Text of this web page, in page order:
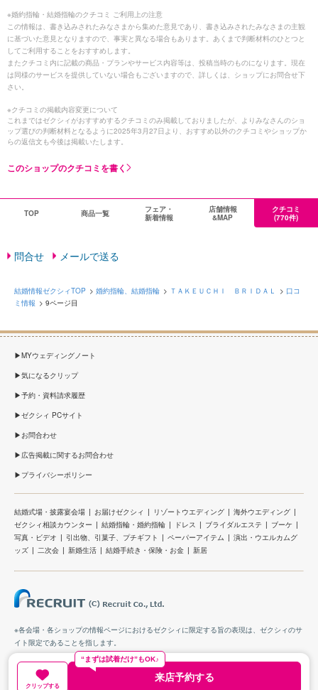
※婚約指輪・結婚指輪のクチコミ ご利用上の注意
この情報は、書き込みされたみなさまから集めた意見であり、書き込みされたみなさまの主観
に基づいた意見となりますので、事実と異なる場合もあります。あくまで判断材料のひとつと
してご利用することをおすすめします。
またクチコミ内に記載の商品・プランやサービス内容等は、投稿当時のものになります。現在
は同様のサービスを提供していない場合もございますので、詳しくは、ショップにお問合せ下
さい。
※クチコミの掲載内容変更について
これまではゼクシィがおすすめするクチコミのみ掲載しておりましたが、よりみなさんのショ
ップ選びの判断材料となるように2025年3月27日より、おすすめ以外のクチコミやショップか
らの返信文も今後は掲載いたします。
このショップのクチコミを書く
TOP 商品一覧
フェア・
新着情報
店舗情報
&MAP
クチコミ
(770件)
問合せ メールで送る
結婚情報ゼクシィTOP 婚約指輪、結婚指輪 ＴＡＫＥＵＣＨＩ ＢＲＩＤＡＬ
口コ
ミ情報
9ページ目
MYウェディングノート
気になるクリップ
予約・資料請求履歴
ゼクシィ PCサイト
お問合わせ
広告掲載に関するお問合わせ
プライバシーポリシー
結婚式場・披露宴会場 お届けゼクシィ リゾートウエディング
海外ウエディング
ゼクシィ相談カウンター
結婚指輪・婚約指輪 ドレス ブライダルエステ
ブーケ
写真・ビデオ
引出物、引菓子、プチギフト ペーパーアイテム
演出・ウエルカムグ
ッズ
二次会 新婚生活 結婚手続き・保険・お金 新居
※各会場・各ショップの情報ページにおけるゼクシィに限定する旨の表現は、ゼクシィのサ
イト限定であることを指します。
クリップする
来店予約する
“まずは試着だけ”もOK♪